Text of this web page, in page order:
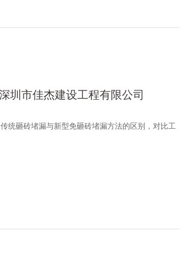
圳市佳杰建设工程有限公司
统砸砖堵漏与新型免砸砖堵漏方法的区别，对比工